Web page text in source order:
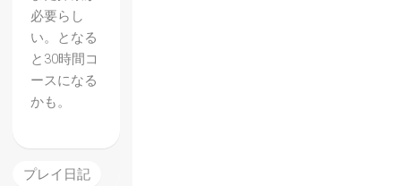
必要らし
い。となる
と30時間コ
ースになる
かも。
プレイ日記
【Ulti
mate
Epic
Battle